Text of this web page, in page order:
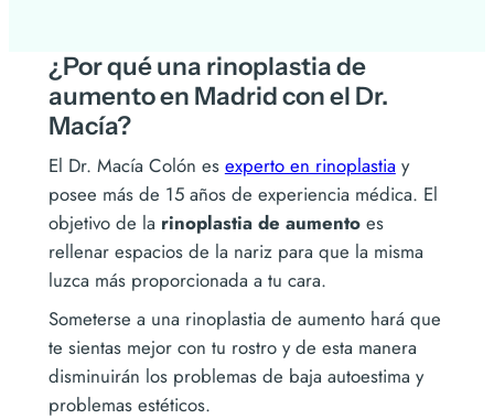
¿Por qué una rinoplastia de
aumento en Madrid con el Dr.
Macía?
El Dr. Macía Colón es experto en rinoplastia y
posee más de 15 años de experiencia médica. El
objetivo de la rinoplastia de aumentoes
rellenar espacios de la nariz para que la misma
luzca más proporcionada a tu cara.
Someterse a una rinoplastia de aumento hará que
te sientas mejor con tu rostro y de esta manera
disminuirán los problemas de baja autoestima y
problemas estéticos.